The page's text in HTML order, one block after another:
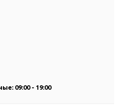
09:00 - 19:00